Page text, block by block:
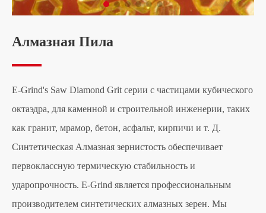
Алмазная Пила
E-Grind's Saw Diamond Grit серии с частицами кубического
октаэдра, для каменной и строительной инженерии, таких
как гранит, мрамор, бетон, асфальт, кирпичи и т. Д.
Синтетическая Алмазная зернистость обеспечивает
первоклассную термическую стабильность и
ударопрочность. E-Grind является профессиональным
производителем синтетических алмазных зерен. Мы